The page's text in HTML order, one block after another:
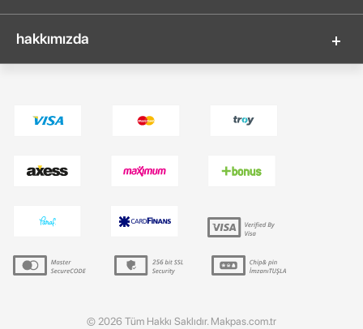
hakkımızda
© 2026 Tüm Hakkı Saklıdır. Makpas.com.tr